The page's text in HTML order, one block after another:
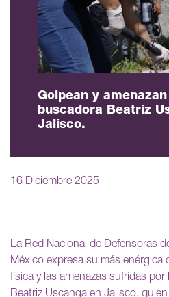
Golpean y
buscadora Beatriz
Jalisco.
16 Diciembre 2025
La Red Nacional de Defensoras
México expresa su más enérgica
física y las amenazas sufridas
Beatriz Uscanga en Jalisco,